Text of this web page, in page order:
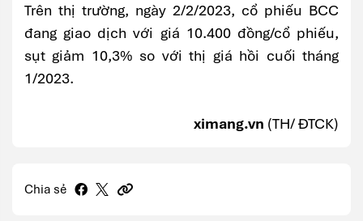
Trên thị trường, ngày 2/2/2023, cổ phiếu BCC
đang giao dịch với giá 10.400 đồng/cổ phiếu,
sụt giảm 10,3% so với thị giá hồi cuối tháng
1/2023.
ximang.vn (TH/ ĐTCK)
Chia sẻ